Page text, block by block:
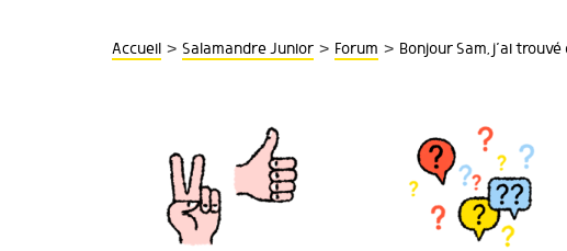
Accueil > Salamandre Junior > Forum > Bonjour Sam, j’ai